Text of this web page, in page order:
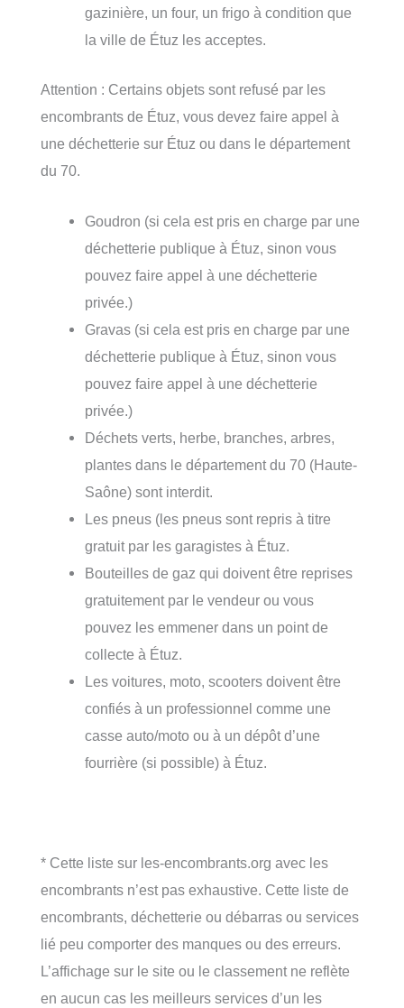
gazinière, un four, un frigo à condition que
la ville de Étuz les acceptes.
Attention : Certains objets sont refusé par les
encombrants de Étuz, vous devez faire appel à
une déchetterie sur Étuz ou dans le département
du 70.
Goudron (si cela est pris en charge par une
déchetterie publique à Étuz, sinon vous
pouvez faire appel à une déchetterie
privée.)
Gravas (si cela est pris en charge par une
déchetterie publique à Étuz, sinon vous
pouvez faire appel à une déchetterie
privée.)
Déchets verts, herbe, branches, arbres,
plantes dans le département du 70 (Haute-
Saône) sont interdit.
Les pneus (les pneus sont repris à titre
gratuit par les garagistes à Étuz.
Bouteilles de gaz qui doivent être reprises
gratuitement par le vendeur ou vous
pouvez les emmener dans un point de
collecte à Étuz.
Les voitures, moto, scooters doivent être
confiés à un professionnel comme une
casse auto/moto ou à un dépôt d’une
fourrière (si possible) à Étuz.
* Cette liste sur les-encombrants.org avec les
encombrants n’est pas exhaustive. Cette liste de
encombrants, déchetterie ou débarras ou services
lié peu comporter des manques ou des erreurs.
L’affichage sur le site ou le classement ne reflète
en aucun cas les meilleurs services d’un les